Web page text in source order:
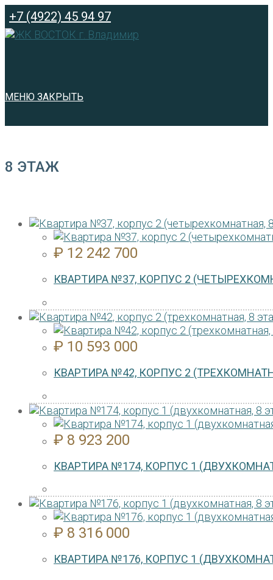
Перейти
к
содержимому
+7 (4922) 45 94 97
МЕНЮ ЗАКРЫТЬ
8 ЭТАЖ
₽ 12 242 700
КВАРТИРА №37, КОРПУС 2
₽ 10 593 000
КВАРТИРА №42, КОРПУС 2
₽ 8 923 200
КВАРТИРА №174, КОРПУС 1
₽ 8 316 000
КВАРТИРА №176, КОРПУС 1